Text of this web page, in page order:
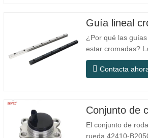
funcionamiento
posicionamiento y
Guía lineal
¿Por qué las
estar cromadas?
acero ordinario
necesidades
equipos de
herramienta de
Contacta
El conjunto de
rueda 42410-